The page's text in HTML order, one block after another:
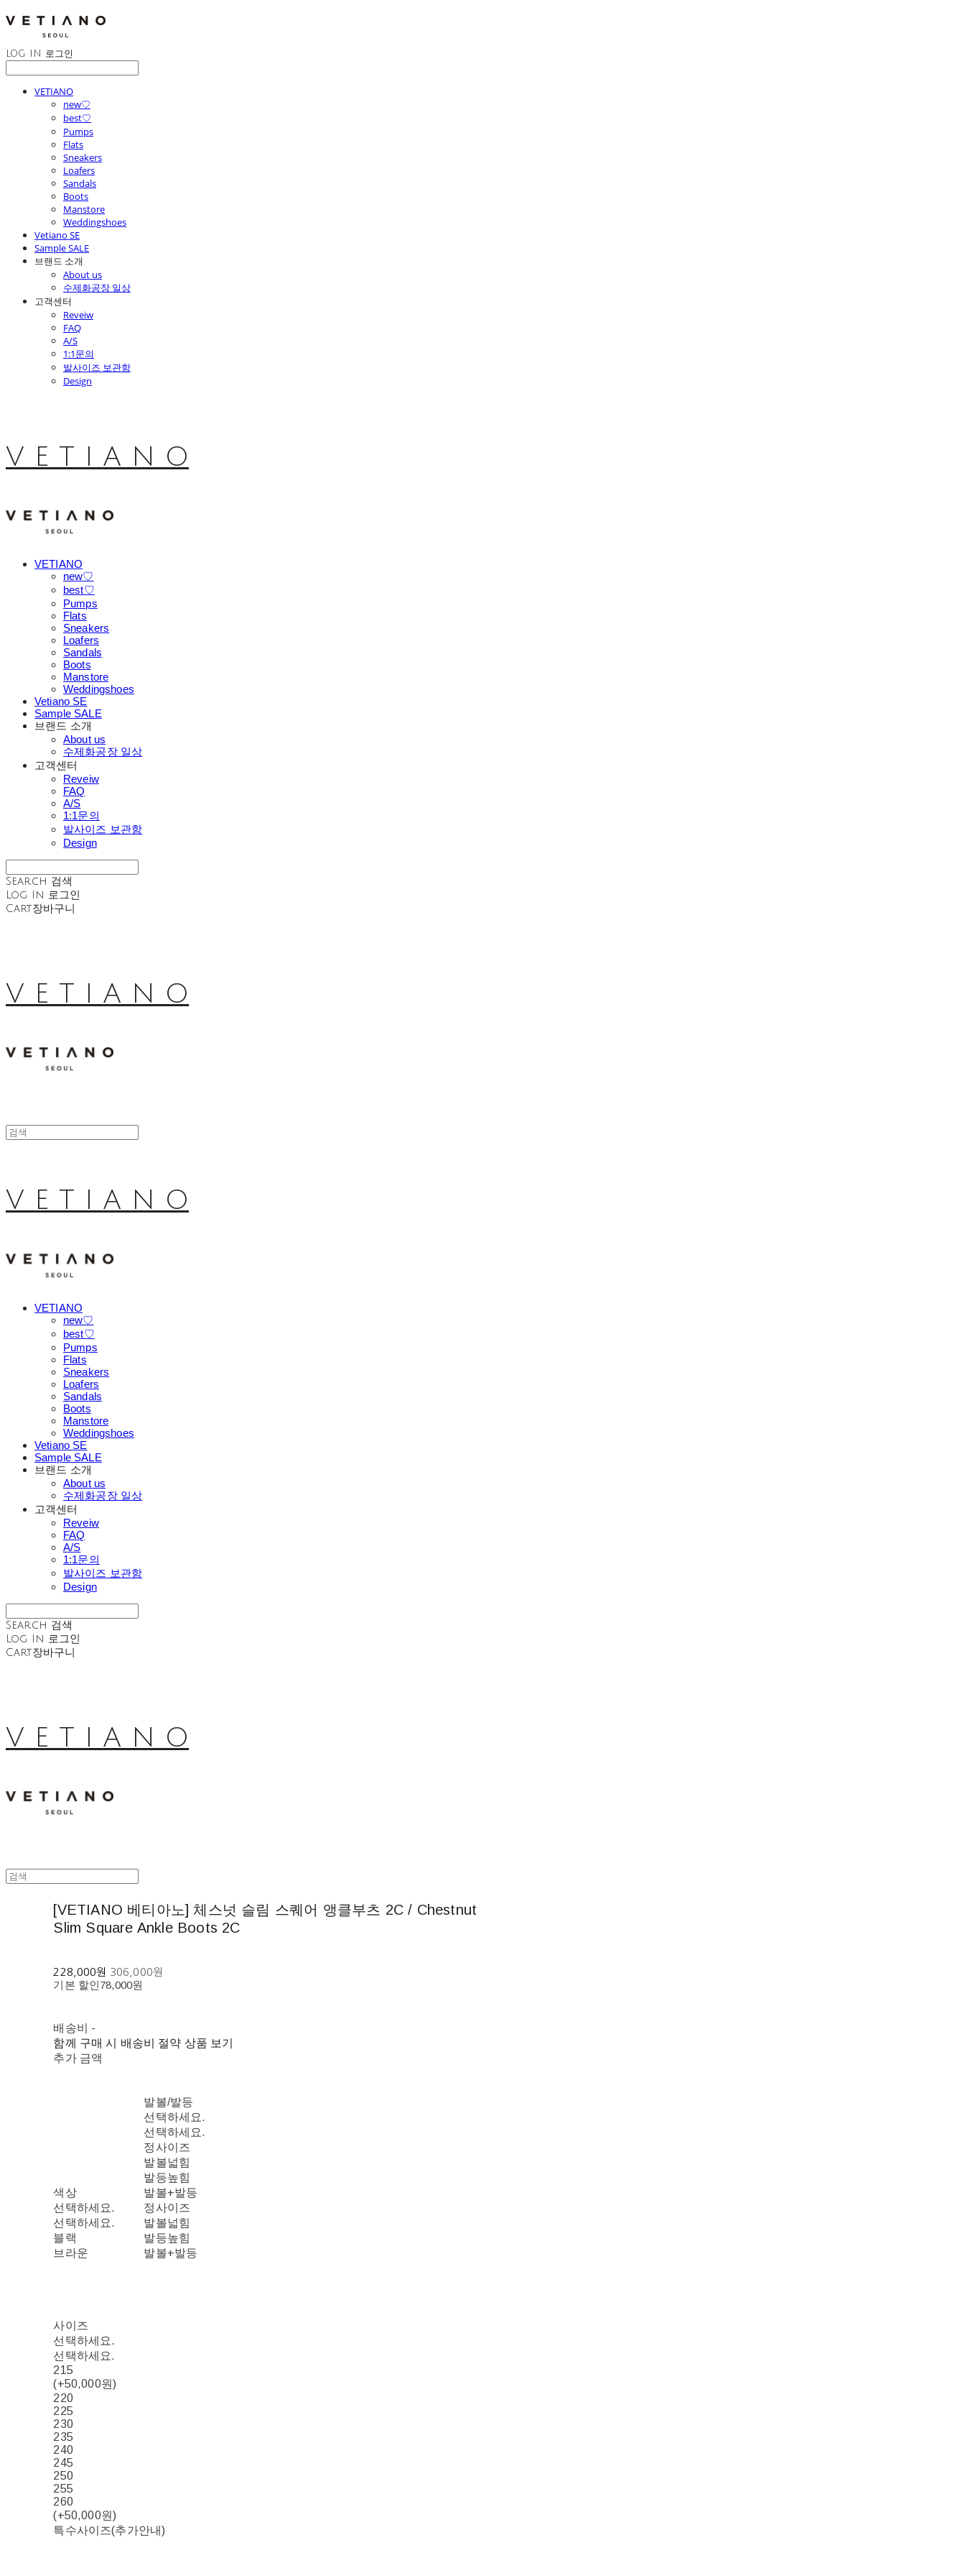
LOG IN 로그인
VETIANO
new♡
best♡
Pumps
Flats
Sneakers
Loafers
Sandals
Boots
Manstore
Weddingshoes
Vetiano SE
Sample SALE
브랜드 소개
About us
수제화공장 일상
고객센터
Reveiw
FAQ
A/S
1:1문의
발사이즈 보관함
Design
V E T I A N O
VETIANO
new♡
best♡
Pumps
Flats
Sneakers
Loafers
Sandals
Boots
Manstore
Weddingshoes
Vetiano SE
Sample SALE
브랜드 소개
About us
수제화공장 일상
고객센터
Reveiw
FAQ
A/S
1:1문의
발사이즈 보관함
Design
Search 검색
Log In 로그인
Cart장바구니
V E T I A N O
V E T I A N O
VETIANO
new♡
best♡
Pumps
Flats
Sneakers
Loafers
Sandals
Boots
Manstore
Weddingshoes
Vetiano SE
Sample SALE
브랜드 소개
About us
수제화공장 일상
고객센터
Reveiw
FAQ
A/S
1:1문의
발사이즈 보관함
Design
Search 검색
Log In 로그인
Cart장바구니
V E T I A N O
[VETIANO 베티아노] 체스넛 슬림 스퀘어 앵클부츠 2C / Chestnut
Slim Square Ankle Boots 2C
228,000원 306,000원
기본 할인78,000원
배송비 -
함께 구매 시 배송비 절약 상품 보기
추가 금액
색상
선택하세요.
선택하세요.
블랙
브라운
발볼/발등
선택하세요.
선택하세요.
정사이즈
발볼넓힘
발등높힘
발볼+발등
정사이즈
발볼넓힘
발등높힘
발볼+발등
사이즈
선택하세요.
선택하세요.
215
(+50,000원)
220
225
230
235
240
245
250
255
260
(+50,000원)
특수사이즈(추가안내)